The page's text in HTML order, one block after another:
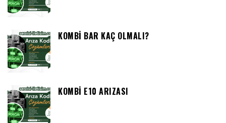
KOMBI BAR KAÇ OLMALI?
KOMBI E10 ARIZASI